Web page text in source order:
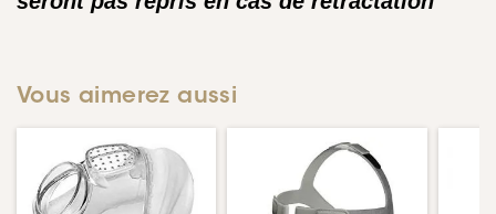
Vous aimerez aussi